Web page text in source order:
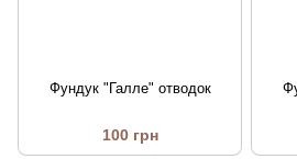
Фундук "Галле" отводок
100 грн